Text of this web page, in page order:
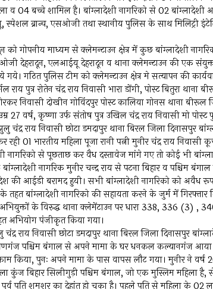
व 04 बच्चे शामिल है। बांग्लादेशी नागरिको से 02 बांग्लादेशी
ब्रान्च, एसओजी तथा स्थानीय पुलिस के साथ मिलिट्री
को गोपनीय माध्यम से क्लेमन्टाउन क्षेत्र में कुछ बांग्लादेशी
देहरादून, एलआईयू देहरादून व थाना क्लेमन्टाउन की एक
गये। गठित पुलिस टीम को क्लेमन्टाउन क्षेत्र मे सत्यापन की
पुत्र रोतेन चंद्र राय निवासी भारा डोंगी, पोस्ट बितुरा थाना
निवासी दोखीन गोविंदपुर पोस्ट कालिया गोनस थाना बीरूल
उम्र 27 वर्ष, कृष्णा उर्फ संतोष पुत्र उखिल चंद्र राय निवासी मो
चंद्र राय निवासी छोटा डमदापुर थाना बिरल जिला दिनासपुर
01 भारतीय महिला पूजा रानी पत्नी मुनीर चंद्र राय निवासी
नागरिको से पूछताछ कर वैध दस्तावेज मांगे गए तो कोई भी
नागरिक मुनीर चन्द्र राय से पटना बिहार व पश्चिम
की आईडी बरामद हुयी। सभी बांग्लादेशी नागरिको को
तहत बांग्लादेशी नागरिको की सहायता करने के जुर्म में
के विरुद्ध थाना क्लेमेंटाउन पर धारा 338, 336 (3) ,
अभियोग पंजीकृत किया गया।
राय निवासी छोटा डमदापुर थाना बिरल जिला दिनासपुर
पश्चिम बंगाल से अपने मामा के घर धनकल कल्यानगंज आया
किया, पुनः अपने मामा के पास वापस लौट गया। मुनीर ने वर्ष
कुंज बिहार सिलीगुड़ी पश्चिम बंगाल, जो एक मुस्लिम महिला है,